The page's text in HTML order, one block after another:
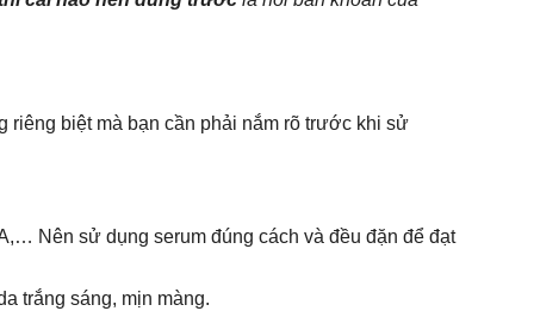
riêng biệt mà bạn cần phải nắm rõ trước khi sử
Nên sử dụng serum đúng cách và đều đặn để đạt
trắng sáng, mịn màng.